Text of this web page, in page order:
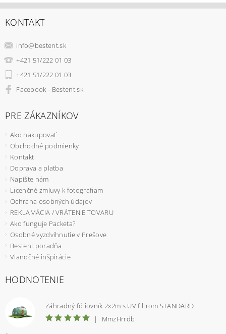
KONTAKT
info@bestent.sk
+421 51/222 01 03
+421 51/222 01 03
Facebook - Bestent.sk
PRE ZÁKAZNÍKOV
Ako nakupovať
Obchodné podmienky
Kontakt
Doprava a platba
Napíšte nám
Licenčné zmluvy k fotografiam
Ochrana osobných údajov
REKLAMÁCIA / VRÁTENIE TOVARU
Ako funguje Packeta?
Osobné vyzdvihnutie v Prešove
Bestent poradňa
Vianočné inšpirácie
HODNOTENIE
Záhradný fóliovník 2x2m s UV filtrom STANDARD
|
MmzHrrdb